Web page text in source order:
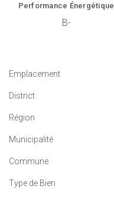
Performance Énergétique
B-
Emplacement
District
Région
Municipalité
Commune
Type de Bien